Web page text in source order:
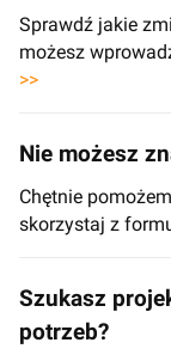
Sprawdź jakie
możesz
>>
Nie możesz
Chętnie
skorzystaj z
Szukasz
potrzeb?